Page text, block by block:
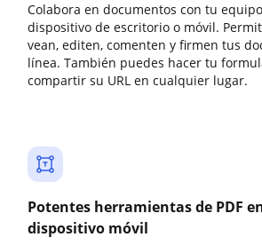
Colabora en documentos con tu
dispositivo de escritorio o móvil.
vean, editen, comenten y firmen tus
línea. También puedes hacer tu
compartir su URL en cualquier lugar.
Potentes herramientas de PDF
dispositivo móvil